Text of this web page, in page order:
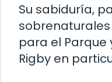
Su sabiduría,
para el Parque
Rigby en